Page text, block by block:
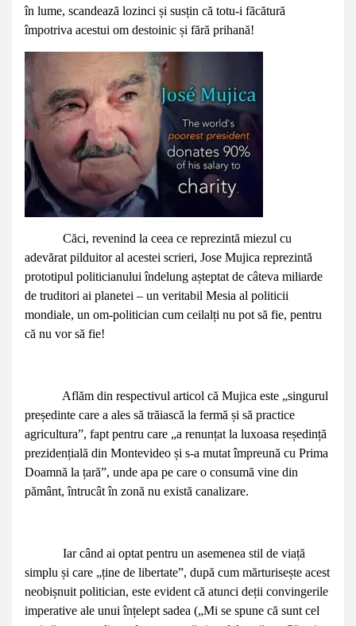
în lume, scandează lozinci și susțin că totu-i făcătură
împotriva acestui om destoinic și fără prihană!
Căci, revenind la ceea ce reprezintă miezul cu
adevărat pilduitor al acestei scrieri, Jose Mujica reprezintă
prototipul politicianului îndelung așteptat de câteva miliarde
de truditori ai planetei – un veritabil Mesia al politicii
mondiale, un om-politician cum ceilalți nu pot să fie, pentru
că nu vor să fie!
Aflăm din respectivul articol că Mujica este „singurul
președinte care a ales să trăiască la fermă și să practice
agricultura”, fapt pentru care „a renunțat la luxoasa reședință
prezidențială din Montevideo și s-a mutat împreună cu Prima
Doamnă la țară”, unde apa pe care o consumă vine din
pământ, întrucât în zonă nu există canalizare.
Iar când ai optat pentru un asemenea stil de viață
simplu și care „ține de libertate”, după cum mărturisește acest
neobișnuit politician, este evident că atunci deții convingerile
imperative ale unui înțelept sadea („Mi se spune că sunt cel